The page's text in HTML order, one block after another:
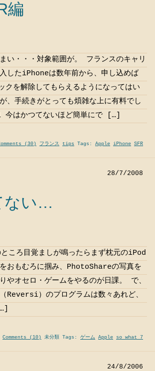
編
い・・・対象範囲が。 フランスのキャリ
したiPhoneは数年前から、申し込めば
クを解除してもらえるようになってはい
、手続きがとっても煩雑な上に有料でし
今はかつてないほど簡単にで […]
(30) フランス tips Tags: Apple iPhone SFR
28/7/2008
ない…
ころ目覚ましが鳴ったらまず枕元のiPod
おもむろに掴み、PhotoShareの写真を
やオセロ・ゲームをやるのが日課。 で、
Reversi）のプログラムは数々あれど、
Comments (10) 未分類 Tags: ゲーム Apple so what 7
24/8/2006